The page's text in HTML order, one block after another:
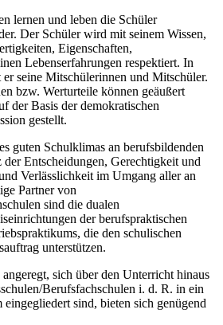
lernen und leben die Schüler
Der Schüler wird mit seinem Wissen,
Eigenschaften,
Lebenserfahrungen respektiert. In
er seine Mitschülerinnen und Mitschüler.
bzw. Werturteile können geäußert
der Basis der demokratischen
gestellt.
guten Schulklimas an berufsbildenden
der Entscheidungen, Gerechtigkeit und
Verlässlichkeit im Umgang aller an
Partner von
sind die dualen
der berufspraktischen
die den schulischen
unterstützen.
sich über den Unterricht hinaus
Berufsfachschulen i. d. R. in ein
sind, bieten sich genügend